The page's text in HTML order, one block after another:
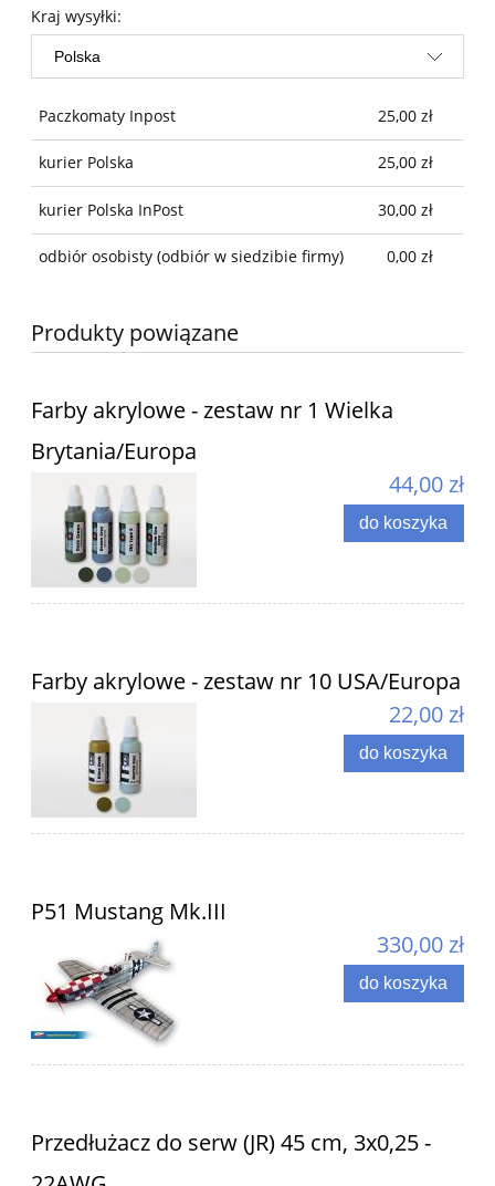
Kraj wysyłki:
Paczkomaty Inpost 25,00 zł
kurier Polska 25,00 zł
kurier Polska InPost 30,00 zł
odbiór osobisty (odbiór w siedzibie firmy) 0,00 zł
Produkty powiązane
Farby akrylowe - zestaw nr 1 Wielka
Brytania/Europa
44,00 zł
do koszyka
Farby akrylowe - zestaw nr 10 USA/Europa
22,00 zł
do koszyka
P51 Mustang Mk.III
330,00 zł
do koszyka
Przedłużacz do serw (JR) 45 cm, 3x0,25 -